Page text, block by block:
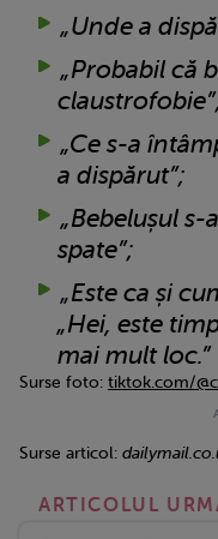
„Unde a
„Probabil că
„Ce s-a
a dispărut”;
„Bebelușul s-
spate”;
„Este ca și
„Hei, este
mai mult loc.”
Surse foto: tiktok.com/
Surse articol:
ARTICOLUL